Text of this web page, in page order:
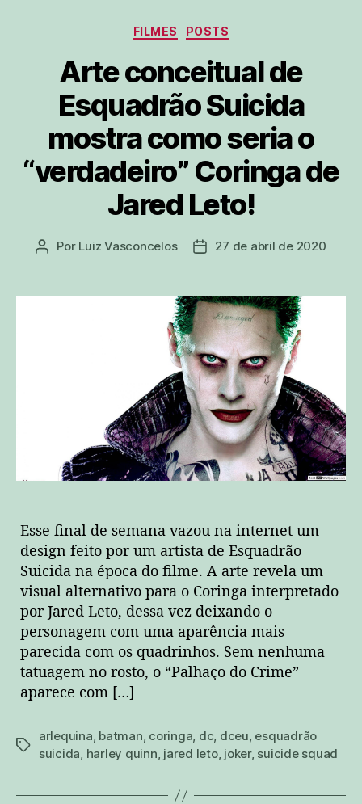
Categorias
FILMES POSTS
Arte conceitual de
Esquadrão Suicida
mostra como seria o
“verdadeiro” Coringa de
Jared Leto!
Autor
Por Luiz Vasconcelos
Data27 de abril de 2020
Esse final de semana vazou na internet um
design feito por um artista de Esquadrão
Suicida na época do filme. A arte revela um
visual alternativo para o Coringa interpretado
por Jared Leto, dessa vez deixando o
personagem com uma aparência mais
parecida com os quadrinhos. Sem nenhuma
tatuagem no rosto, o “Palhaço do Crime”
aparece com […]
tags
arlequina, batman, coringa, dc, dceu, esquadrão
suicida, harley quinn, jared leto, joker, suicide squad